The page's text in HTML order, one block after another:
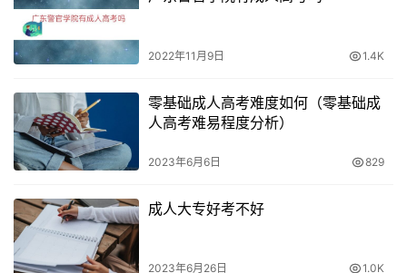
初中学历的考生可以通过成人高考获得更高的学历，提升自
身素质和竞争力，但需要满足一定的报名条件。无论是想要
报考高起本、高起专，还是初中毕业生成人高考，都需要年
体规定，以确保符合报名条件，顺利参加成人高考。
2022年11月9日 1.4K
零基础成人高考难度如何（零基础成
人高考难易程度分析）
2023年6月6日 829
成人大专好考不好
2023年6月26日 1.0K